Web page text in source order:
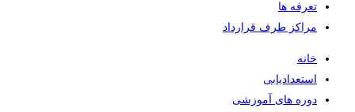
تعرفه ها
مراکز طرف قرارداد
خانه
استعدادیابی
دوره های آموزشی